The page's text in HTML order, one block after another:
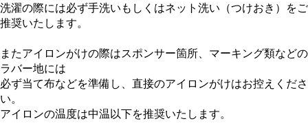
洗濯の際には必ず手洗いもしくはネット洗い（つけおき）をご
推奨いたします。
またアイロンがけの際はスポンサー箇所、マーキング類などの
ラバー地には
必ず当て布などを準備し、直接のアイロンがけはお控えくださ
い。
アイロンの温度は中温以下を推奨いたします。